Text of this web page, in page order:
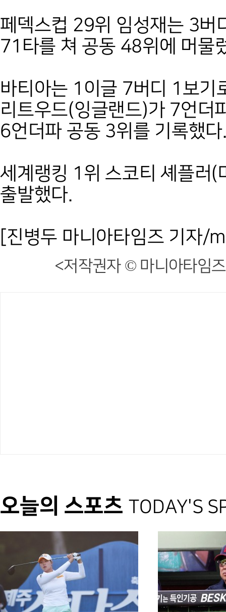
페덱스컵 29위 임성재는 3버
71타를 쳐 공동 48위에 머물
바티아는 1이글 7버디 1보기
리트우드(잉글랜드)가 7언더
6언더파 공동 3위를 기록했다
세계랭킹 1위 스코티 셰플러
출발했다.
[진병두 마니아타임즈 기
<저작권자 © 마니아타임
오늘의 스포츠 TODAY'S